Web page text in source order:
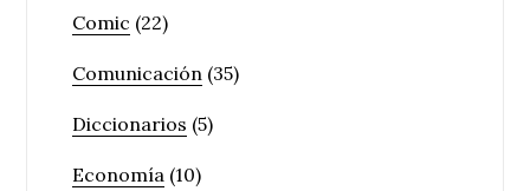
Comic (22)
Comunicación (35)
Diccionarios (5)
Economía (10)